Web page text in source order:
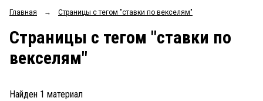
ОБЩЕСТВО
ЗАКОН
ПРОИСШЕСТВИЯ
Мнения
Рейтинги
Главная → Страницы c тегом "ставки по векселям"
Страницы c тегом "ставки по
векселям"
Найден 1 материал